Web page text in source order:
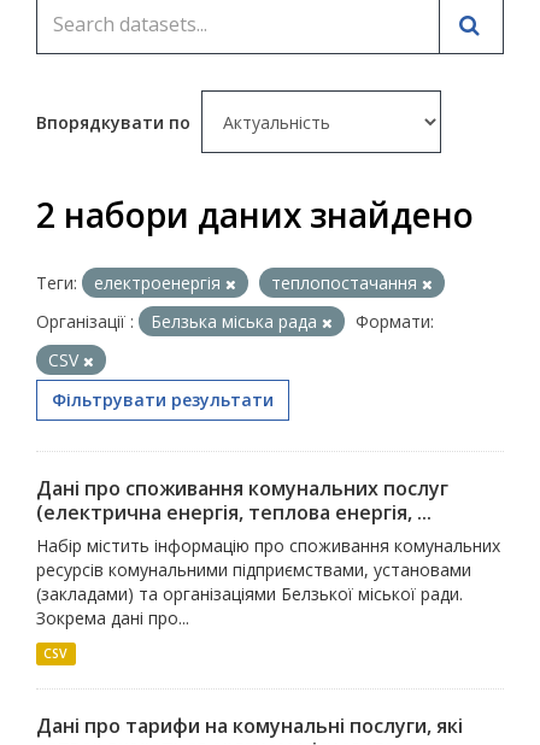
Впорядкувати по
2 набори даних знайдено
Теги: електроенергія
теплопостачання
Організації :
Белзька міська рада
Формати:
CSV
Фільтрувати результати
Дані про споживання комунальних послуг
(електрична енергія, теплова енергія, ...
Набір містить інформацію про споживання комунальних
ресурсів комунальними підприємствами, установами
(закладами) та організаціями Белзької міської ради.
Зокрема дані про...
CSV
Дані про тарифи на комунальні послуги, які